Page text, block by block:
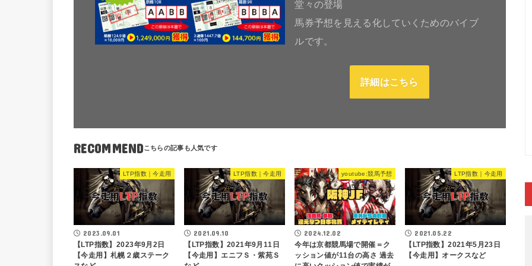
堂々の登場
馬券予想を見える化していくためのバイブ
ルです。
詳細はこちら
RECOMMEND
LTP指数｜今走用
2023.09.01
【LTP指数】2023年9月2日
【今走用】札幌２歳ステーク
LTP指数｜今走用
2021.09.10
【LTP指数】2021年9月11日
【今走用】エニフＳ・紫苑Ｓ
youtube:競馬予想
2024.12.02
今年は京都競馬場で開催＝ク
ッション値が11台の高さ 過去
LTP指数｜今走用
2021.05.22
【LTP指数】2021年5月23日
【今走用】オークスなど